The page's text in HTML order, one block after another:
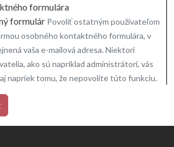
formulára
formulár Povoliť ostatným používateľom
osobného kontaktného formulára, v
vaša e-mailová adresa. Niektorí
ako sú napríklad administrátori, vás
napriek tomu, že nepovolíte túto funkciu.